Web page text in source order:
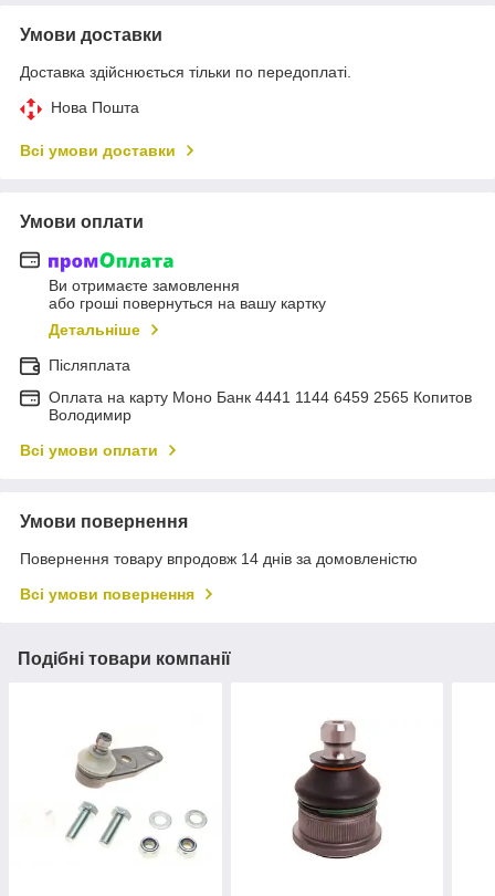
Умови доставки
Доставка здійснюється тільки по передоплаті.
Нова Пошта
Всі умови доставки
Умови оплати
Ви отримаєте замовлення
або гроші повернуться на вашу картку
Детальніше
Післяплата
Оплата на карту Моно Банк 4441 1144 6459 2565 Копитов
Володимир
Всі умови оплати
Умови повернення
Повернення товару впродовж 14 днів за домовленістю
Всі умови повернення
Подібні товари компанії